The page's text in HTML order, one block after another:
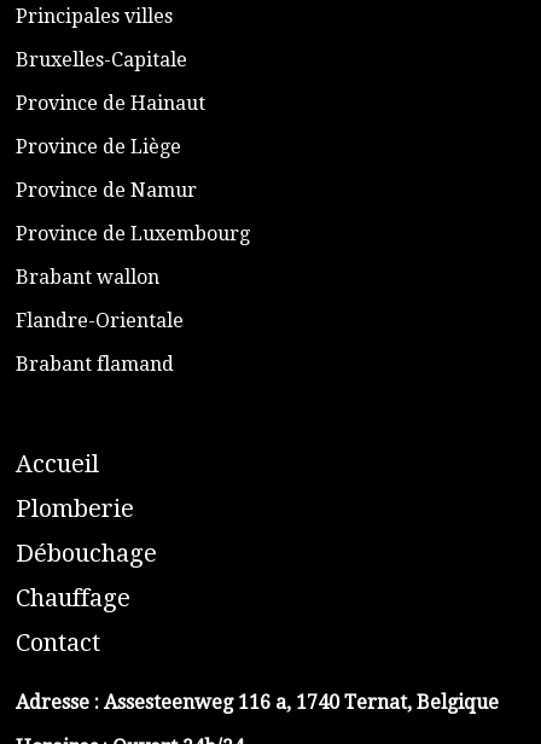
​Principales villes
​Bruxelles-Capitale
​Province de Hainaut
Province de Liège
​Province de Namur
​Province de Luxembourg
​Brabant wallon
​Flandre-Orientale
​Brabant flamand
Accueil
​Plomberie
Débouchage
Chauffage
Contact
Adresse : Assesteenweg 116 a, 1740 Ternat, Belgique